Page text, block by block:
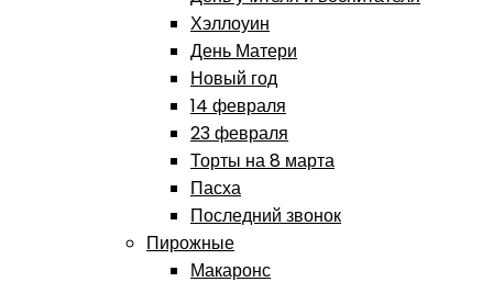
Хэллоуин
День Матери
Новый год
14 февраля
23 февраля
Торты на 8 марта
Пасха
Последний звонок
Пирожные
Макаронс